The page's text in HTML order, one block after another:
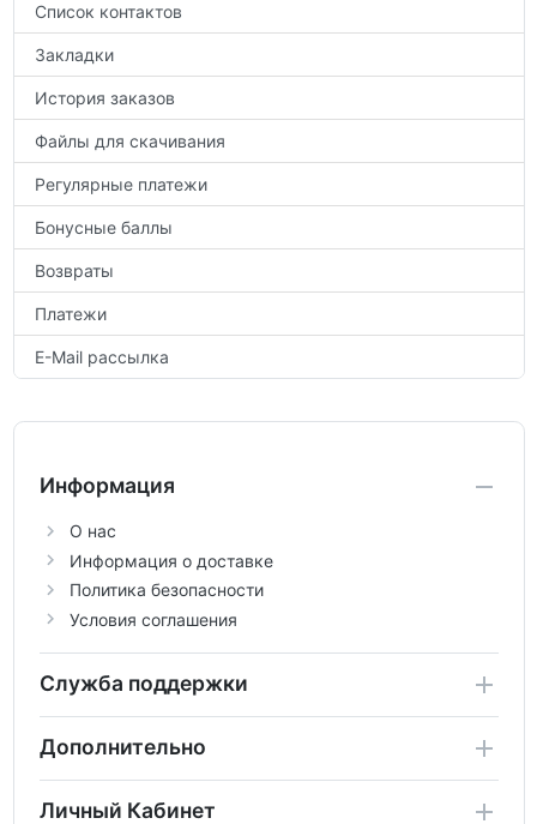
Список контактов
Закладки
История заказов
Файлы для скачивания
Регулярные платежи
Бонусные баллы
Возвраты
Платежи
E-Mail рассылка
Информация
О нас
Информация о доставке
Политика безопасности
Условия соглашения
Служба поддержки
Дополнительно
Личный Кабинет